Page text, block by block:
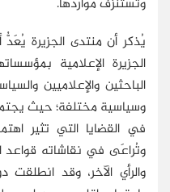
يُذكر أن منتدى الجزيرة
الجزيرة الإعلامية
الباحثين والإعلاميين
وسياسية مختلفة؛ حيث
في القضايا التي تثير
وتُراعَى في نقاشاته قواعد